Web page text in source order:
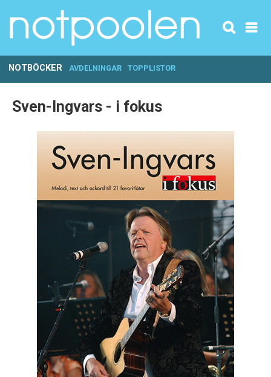
NOTBÖCKER AVDELNINGAR TOPPLISTOR
Sven-Ingvars - i fokus